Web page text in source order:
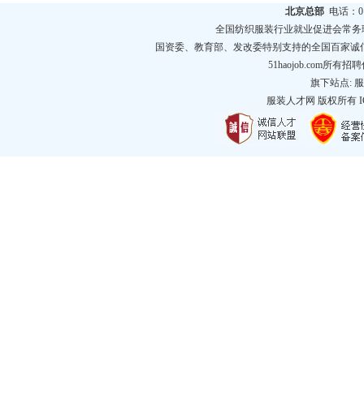
北京总部 电话：
全国纺织服装行业就业促进会常务
国资委、教育部、发改委特别支持的全国百家
51haojob.com所有招
旗下站点:
服装人才网 版权所有